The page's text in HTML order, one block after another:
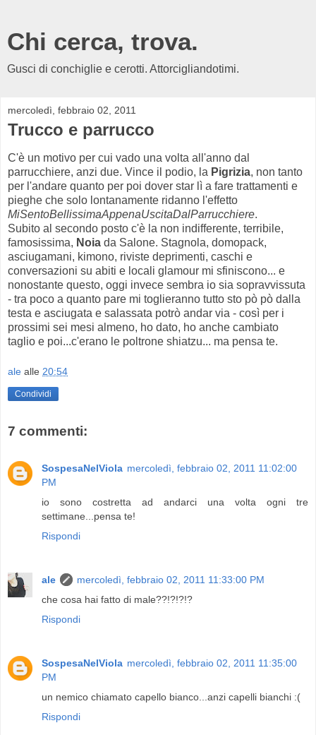
Chi cerca, trova.
Gusci di conchiglie e cerotti. Attorcigliandotimi.
mercoledì, febbraio 02, 2011
Trucco e parrucco
C'è un motivo per cui vado una volta all'anno dal
parrucchiere, anzi due. Vince il podio, la Pigrizia, non tanto
per l'andare quanto per poi dover star lì a fare trattamenti e
pieghe che solo lontanamente ridanno l'effetto
MiSentoBellissimaAppenaUscitaDalParrucchiere.
Subito al secondo posto c'è la non indifferente, terribile,
famosissima, Noia da Salone. Stagnola, domopack,
asciugamani, kimono, riviste deprimenti, caschi e
conversazioni su abiti e locali glamour mi sfiniscono... e
nonostante questo, oggi invece sembra io sia sopravvissuta
- tra poco a quanto pare mi toglieranno tutto sto pò pò dalla
testa e asciugata e salassata potrò andar via - così per i
prossimi sei mesi almeno, ho dato, ho anche cambiato
taglio e poi...c'erano le poltrone shiatzu... ma pensa te.
ale alle 20:54
Condividi
7 commenti:
SospesaNelViola mercoledì, febbraio 02, 2011 11:02:00
PM
io sono costretta ad andarci una volta ogni tre
settimane...pensa te!
Rispondi
ale
mercoledì, febbraio 02, 2011 11:33:00 PM
che cosa hai fatto di male??!?!?!?
Rispondi
SospesaNelViola mercoledì, febbraio 02, 2011 11:35:00
PM
un nemico chiamato capello bianco...anzi capelli bianchi :(
Rispondi